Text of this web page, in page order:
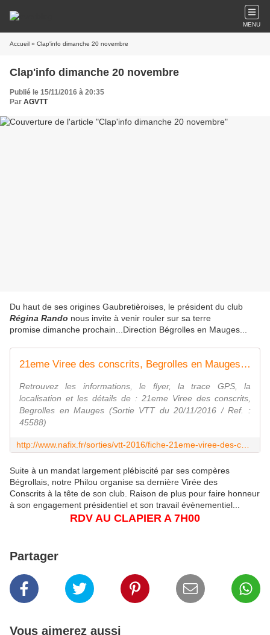
MENU
Accueil » Clap'info dimanche 20 novembre
Clap'info dimanche 20 novembre
Publié le 15/11/2016 à 20:35
Par AGVTT
Du haut de ses origines Gaubretièroises, le président du club
Régina Rando nous invite à venir rouler sur sa terre
promise dimanche prochain...Direction Bégrolles en Mauges...
21eme Viree des conscrits, Begrolles en Mauges (Sortie VTT du 20/11/2016 / Ref. : 45588)
Retrouvez les informations, le flyer, la trace GPS, la
localisation et les détails de : 21eme Viree des conscrits,
Begrolles en Mauges (Sortie VTT du 20/11/2016 / Ref. :
45588)
Suite à un mandat largement plébiscité par ses compères
Bégrollais, notre Philou organise sa dernière Virée des
Conscrits à la tête de son club. Raison de plus pour faire honneur
à son engagement présidentiel et son travail évènementiel...
RDV AU CLAPIER A 7H00
Partager
Vous aimerez aussi